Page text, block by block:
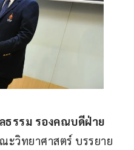
ธรรม รองคณบดีฝ่าย
ะวิทยาศาสตร์ บรรยาย